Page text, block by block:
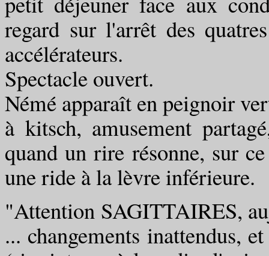
regard sur l'arrêt des
accélérateurs.
Spectacle ouvert.
Némé apparaît en peignoir
à kitsch, amusement
quand un rire résonne, sur
une ride à la lèvre inférieure.
"Attention SAGITTAIRES,
... changements inattendus,